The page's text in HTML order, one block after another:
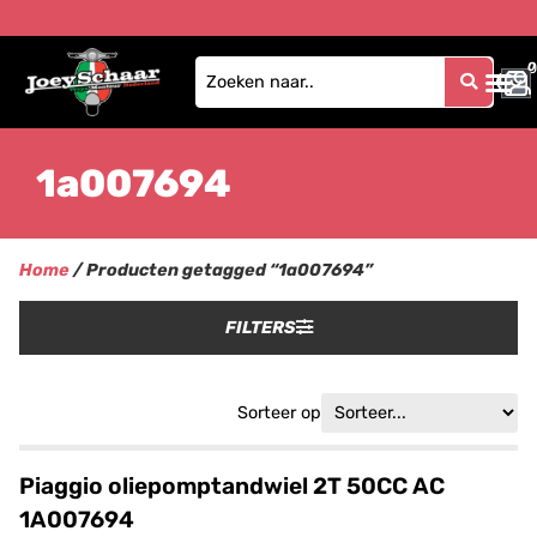
0
0
1a007694
Home/ Producten getagged “1a007694”
FILTERS
Sorteer op
Piaggio oliepomptandwiel 2T 50CC AC
1A007694